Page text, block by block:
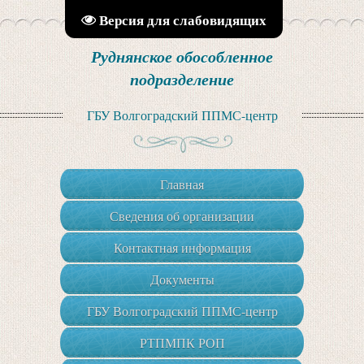
Версия для слабовидящих
Руднянское обособленное
подразделение
ГБУ Волгоградский ППМС-центр
Главная
Сведения об организации
Контактная информация
Документы
ГБУ Волгоградский ППМС-центр
РТПМПК РОП